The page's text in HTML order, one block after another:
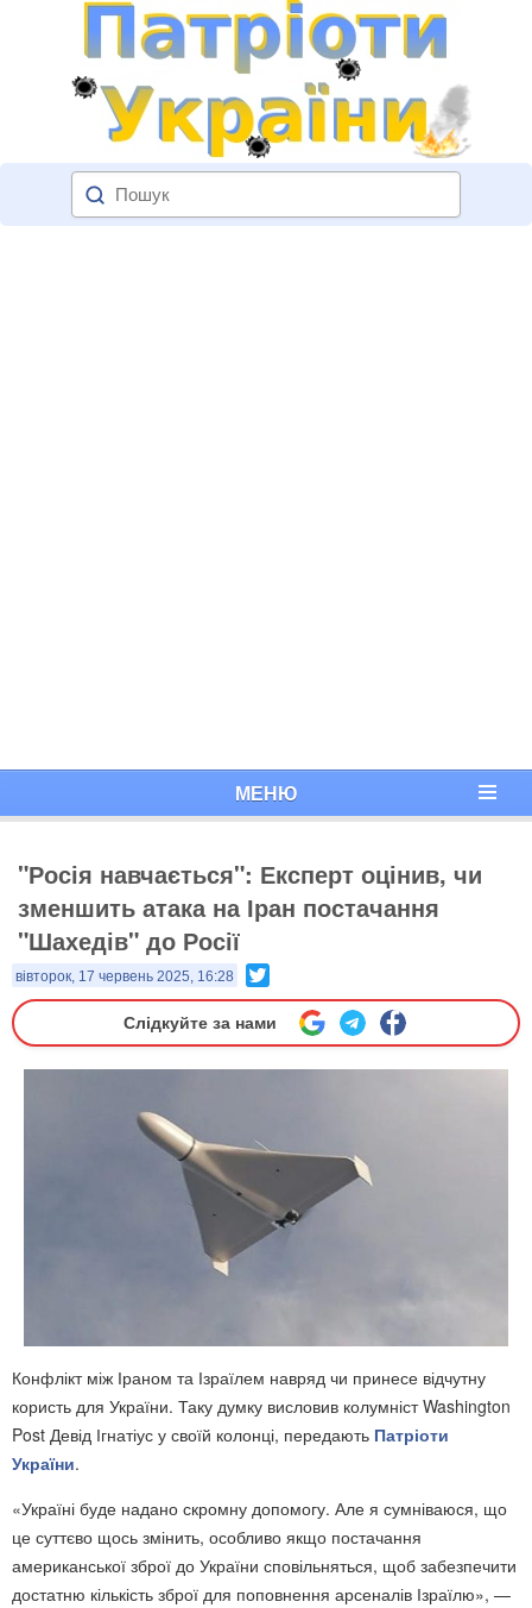
МЕНЮ
"Росія навчається": Експерт оцінив, чи
зменшить атака на Іран постачання
"Шахедів" до Росії
вівторок, 17 червень 2025, 16:28
Слідкуйте за нами
Конфлікт між Іраном та Ізраїлем навряд чи принесе відчутну
користь для України. Таку думку висловив колумніст Washington
Post Девід Ігнатіус у своїй колонці, передають Патріоти
України.
«Україні буде надано скромну допомогу. Але я сумніваюся, що
це суттєво щось змінить, особливо якщо постачання
американської зброї до України сповільняться, щоб забезпечити
достатню кількість зброї для поповнення арсеналів Ізраїлю», —